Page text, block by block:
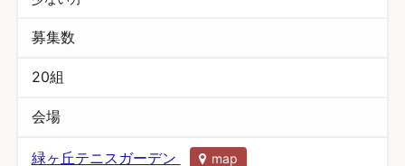
募集数
20組
会場
緑ヶ丘テニスガーデン map